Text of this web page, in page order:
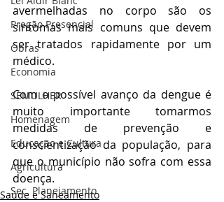
Pregão Presencial
Obras
Economia
SEMULHER
Homenagem
Educação e Cultura
Agricultura
Sec. Planejamento
avermelhadas no corpo são os
sintomas mais comuns que devem
ser tratados rapidamente por um
médico.
Com o possível avanço da dengue é
muito importante tomarmos
medidas de prevenção e
conscientização da população, para
que o município não sofra com essa
doença.
Saúde e Saneamento